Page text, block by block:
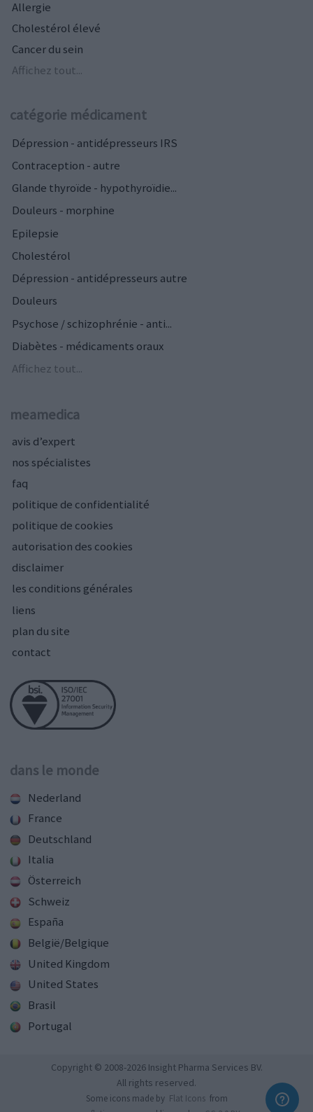
Allergie
Cholestérol élevé
Cancer du sein
Affichez tout...
catégorie médicament
Dépression - antidépresseurs IRS
Contraception - autre
Glande thyroïde - hypothyroïdie...
Douleurs - morphine
Epilepsie
Cholestérol
Dépression - antidépresseurs autre
Douleurs
Psychose / schizophrénie - anti...
Diabètes - médicaments oraux
Affichez tout...
meamedica
avis d’expert
nos spécialistes
faq
politique de confidentialité
politique de cookies
autorisation des cookies
disclaimer
les conditions générales
liens
plan du site
contact
dans le monde
Nederland
France
Deutschland
Italia
Österreich
Schweiz
España
België/Belgique
United Kingdom
United States
Brasil
Portugal
Copyright © 2008-2026 Insight Pharma Services BV.
All rights reserved.
Some icons made by Flat Icons from